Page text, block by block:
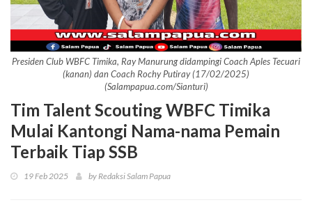
Presiden Club WBFC Timika, Ray Manurung didampingi Coach Aples Tecuari
(kanan) dan Coach Rochy Putiray (17/02/2025)
(Salampapua.com/Sianturi)
Tim Talent Scouting WBFC Timika
Mulai Kantongi Nama-nama Pemain
Terbaik Tiap SSB
19 Feb 2025 by Redaksi Salam Papua